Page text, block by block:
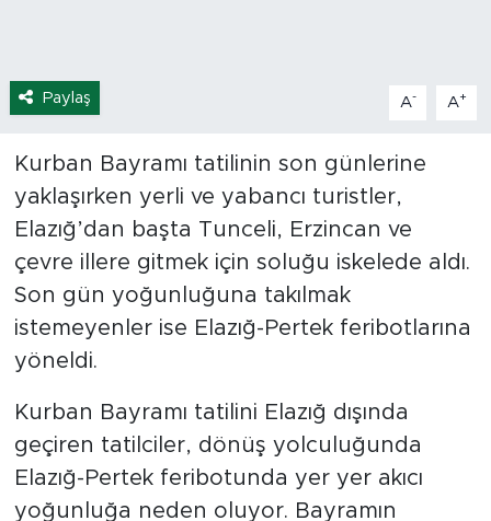
Paylaş A- A+
Kurban Bayramı tatilinin son günlerine
yaklaşırken yerli ve yabancı turistler,
Elazığ’dan başta Tunceli, Erzincan ve
çevre illere gitmek için soluğu iskelede aldı.
Son gün yoğunluğuna takılmak
istemeyenler ise Elazığ-Pertek feribotlarına
yöneldi.
Kurban Bayramı tatilini Elazığ dışında
geçiren tatilciler, dönüş yolculuğunda
Elazığ-Pertek feribotunda yer yer akıcı
yoğunluğa neden oluyor. Bayramın